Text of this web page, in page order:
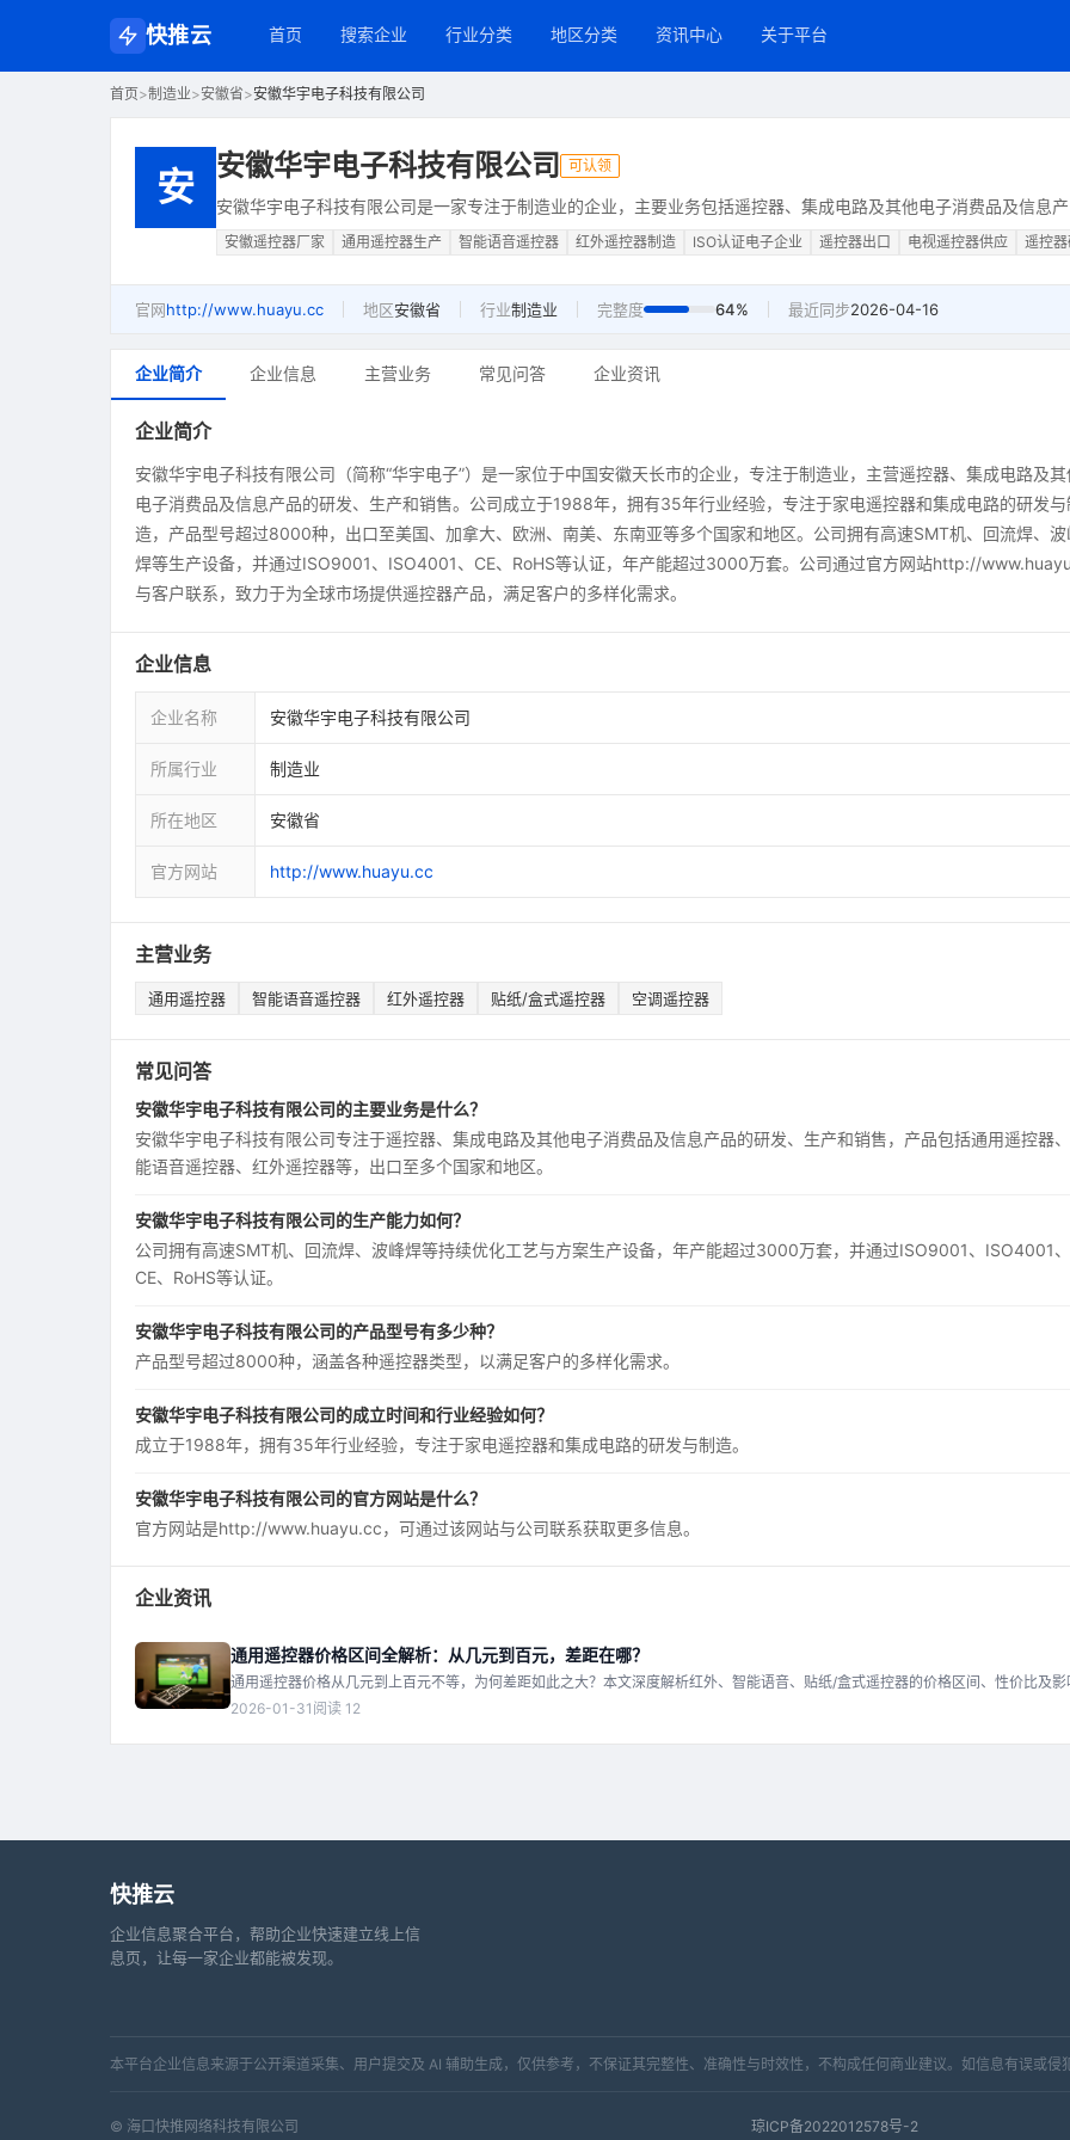
快推云 首页 搜索企业 行业分类 地区分类 资讯中心 关于平台
首页>制造业>安徽省>安徽华宇电子科技有限公司
安 安徽华宇电子科技有限公司 可认领
安徽华宇电子科技有限公司是一家专注于制造业的企业，主要业务包括遥控器、集成电路及其他电子消费品及信息
安徽遥控器厂家 通用遥控器生产 智能语音遥控器 红外遥控器制造 ISO认证电子企业 遥控器出口 电视遥控器供应 遥控
官网http://www.huayu.cc 地区安徽省 行业制造业 完整度 64% 最近同步2026-04-16
企业简介 企业信息 主营业务 常见问答 企业资讯
企业简介
安徽华宇电子科技有限公司（简称“华宇电子”）是一家位于中国安徽天长市的企业，专注于制造业，主营遥控器、集成电路及其
电子消费品及信息产品的研发、生产和销售。公司成立于1988年，拥有35年行业经验，专注于家电遥控器和集成电路的研发与
造，产品型号超过8000种，出口至美国、加拿大、欧洲、南美、东南亚等多个国家和地区。公司拥有高速SMT机、回流焊、波
焊等生产设备，并通过ISO9001、ISO4001、CE、RoHS等认证，年产能超过3000万套。公司通过官方网站http://
与客户联系，致力于为全球市场提供遥控器产品，满足客户的多样化需求。
企业信息
企业名称 安徽华宇电子科技有限公司
所属行业 制造业
所在地区 安徽省
官方网站 http://www.huayu.cc
主营业务
通用遥控器 智能语音遥控器 红外遥控器 贴纸/盒式遥控器 空调遥控器
常见问答
安徽华宇电子科技有限公司的主要业务是什么？
安徽华宇电子科技有限公司专注于遥控器、集成电路及其他电子消费品及信息产品的研发、生产和销售，产品包括通用遥控器
能语音遥控器、红外遥控器等，出口至多个国家和地区。
安徽华宇电子科技有限公司的生产能力如何？
公司拥有高速SMT机、回流焊、波峰焊等持续优化工艺与方案生产设备，年产能超过3000万套，并通过ISO9001、ISO4001、
CE、RoHS等认证。
安徽华宇电子科技有限公司的产品型号有多少种？
产品型号超过8000种，涵盖各种遥控器类型，以满足客户的多样化需求。
安徽华宇电子科技有限公司的成立时间和行业经验如何？
成立于1988年，拥有35年行业经验，专注于家电遥控器和集成电路的研发与制造。
安徽华宇电子科技有限公司的官方网站是什么？
官方网站是http://www.huayu.cc，可通过该网站与公司联系获取更多信息。
企业资讯
通用遥控器价格区间全解析：从几元到百元，差距在哪？
通用遥控器价格从几元到上百元不等，为何差距如此之大？本文深度解析红外、智能语音、贴纸/盒式遥控器的价格区间、性价比及影
素，帮你选对不选贵。
2026-01-31 阅读 12
快推云
企业信息聚合平台，帮助企业快速建立线上信
息页，让每一家企业都能被发现。
本平台企业信息来源于公开渠道采集、用户提交及 AI 辅助生成，仅供参考，不保证其完整性、准确性与时效性，不构成任何商业建议。如信息有误或侵
© 海口快推网络科技有限公司 琼ICP备2022012578号-2